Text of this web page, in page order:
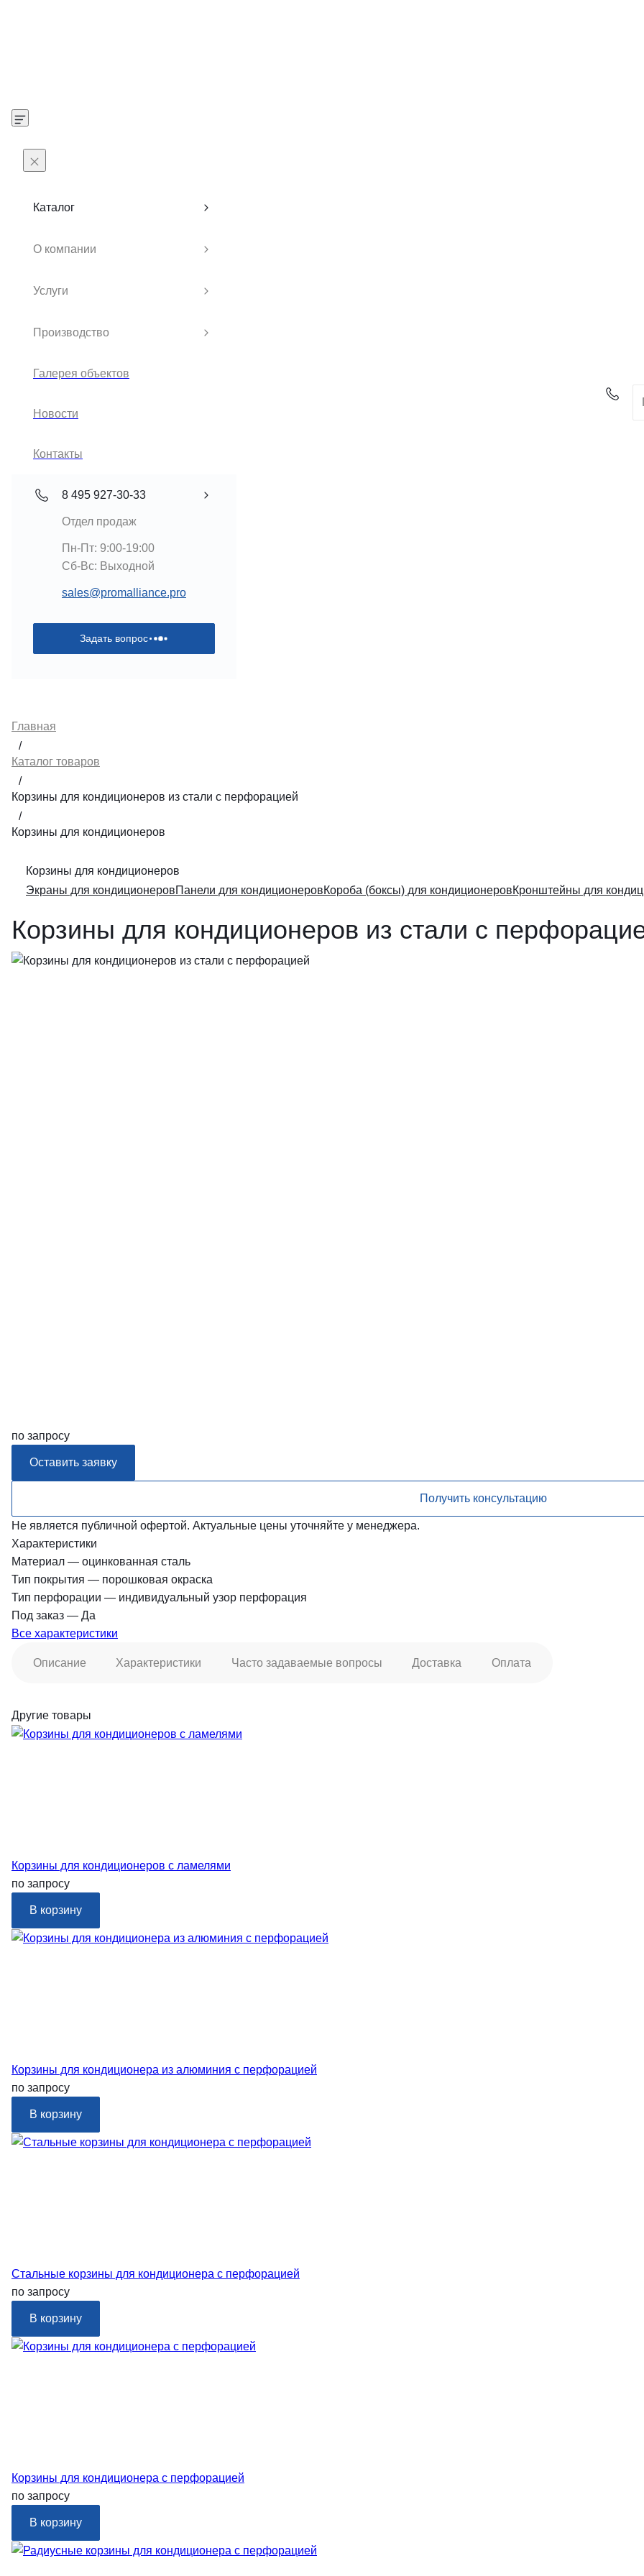
Каталог
О компании
Услуги
Производство
Галерея объектов
Новости
Контакты
8 495 927-30-33
Отдел продаж
Пн-Пт: 9:00-19:00
Cб-Вс: Выходной
sales@promalliance.pro
Задать вопрос
Главная
/
Каталог товаров
/
Корзины для кондиционеров из стали с перфорацией
/
Корзины для кондиционеров
Корзины для кондиционеров
Экраны для кондиционеровПанели для кондиционеровКороба (боксы) для кондиционеровКронштейны для
Корзины для кондиционеров из стали с
по запросу
Оставить заявку
Получить консультацию
Не является публичной офертой. Актуальные цены уточняйте у менеджера.
Характеристики
Материал — оцинкованная сталь
Тип покрытия — порошковая окраска
Тип перфорации — индивидуальный узор перфорация
Под заказ — Да
Все характеристики
Описание Характеристики Часто задаваемые вопросы Доставка Оплата
Другие товары
Корзины для кондиционеров с ламелями
по запросу
В корзину
Корзины для кондиционера из алюминия с перфорацией
по запросу
В корзину
Стальные корзины для кондиционера с перфорацией
по запросу
В корзину
Корзины для кондиционера с перфорацией
по запросу
В корзину